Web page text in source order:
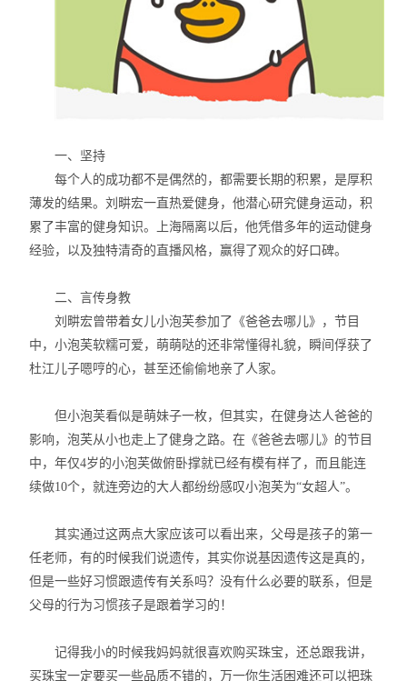
一、坚持
每个人的成功都不是偶然的，都需要长期的积累，是厚积
薄发的结果。刘畊宏一直热爱健身，他潜心研究健身运动，积
累了丰富的健身知识。上海隔离以后，他凭借多年的运动健身
经验，以及独特清奇的直播风格，赢得了观众的好口碑。
二、言传身教
刘畊宏曾带着女儿小泡芙参加了《爸爸去哪儿》，节目
中，小泡芙软糯可爱，萌萌哒的还非常懂得礼貌，瞬间俘获了
杜江儿子嗯哼的心，甚至还偷偷地亲了人家。
但小泡芙看似是萌妹子一枚，但其实，在健身达人爸爸的
影响，泡芙从小也走上了健身之路。在《爸爸去哪儿》的节目
中，年仅4岁的小泡芙做俯卧撑就已经有模有样了，而且能连
续做10个，就连旁边的大人都纷纷感叹小泡芙为“女超人”。
其实通过这两点大家应该可以看出来，父母是孩子的第一
任老师，有的时候我们说遗传，其实你说基因遗传这是真的，
但是一些好习惯跟遗传有关系吗？没有什么必要的联系，但是
父母的行为习惯孩子是跟着学习的！
记得我小的时候我妈妈就很喜欢购买珠宝，还总跟我讲，
买珠宝一定要买一些品质不错的，万一你生活困难还可以把珠